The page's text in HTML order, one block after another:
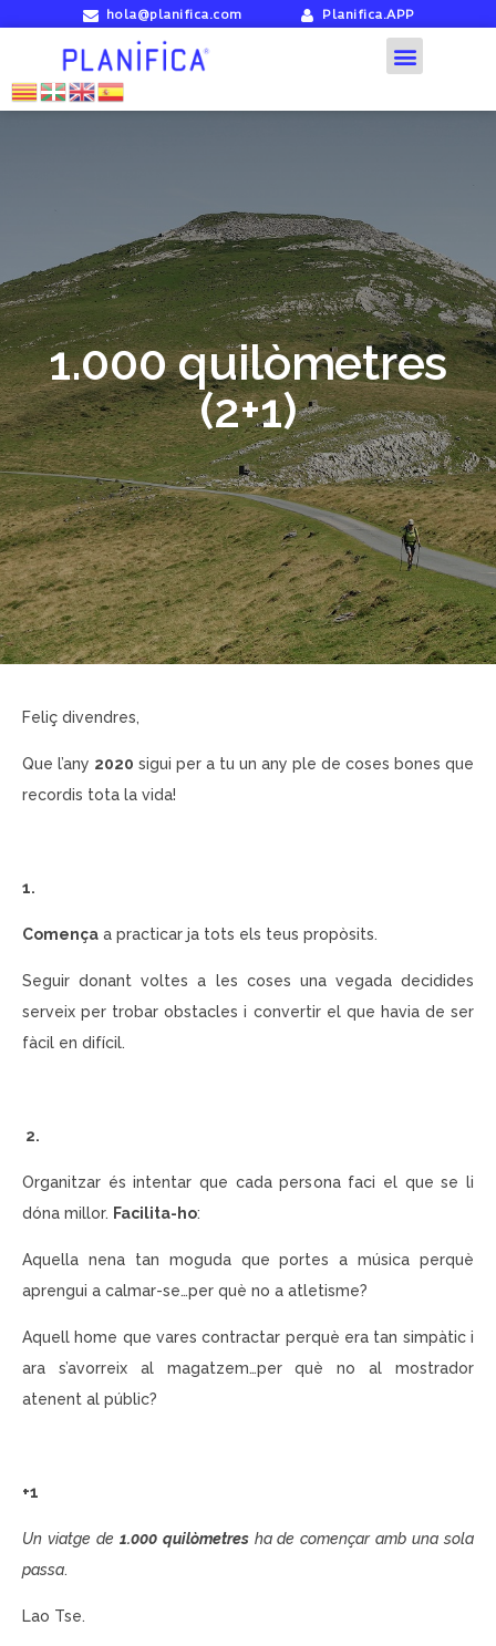
hola@planifica.com Planifica.APP
1.000 quilòmetres
(2+1)
Feliç divendres,
Que l’any 2020 sigui per a tu un any ple de coses bones que
recordis tota la vida!
1.
Comença a practicar ja tots els teus propòsits.
Seguir donant voltes a les coses una vegada decidides
serveix per trobar obstacles i convertir el que havia de ser
fàcil en difícil.
2.
Organitzar és intentar que cada persona faci el que se li
dóna millor. Facilita-ho:
Aquella nena tan moguda que portes a música perquè
aprengui a calmar-se…per què no a atletisme?
Aquell home que vares contractar perquè era tan simpàtic i
ara s’avorreix al magatzem…per què no al mostrador
atenent al públic?
+1
Un viatge de 1.000 quilòmetresha de començar amb una sola
passa.
Lao Tse.